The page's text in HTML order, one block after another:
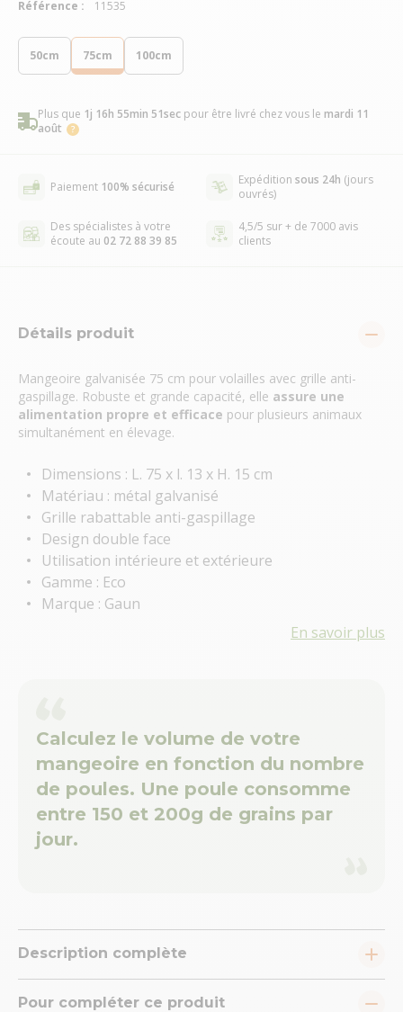
50cm 75cm 100cm
Plus que 1j 16h 55min 50sec pour être livré chez vous le mardi 11
août
Paiement 100% sécurisé Expédition sous 24h (jours
ouvrés)
Des spécialistes à votre
écoute au 02 72 88 39 85
4,5/5 sur + de 7000 avis
clients
Détails produit
Mangeoire galvanisée 75 cm pour volailles avec grille anti-
gaspillage. Robuste et grande capacité, elle assure une
alimentation propre et efficace pour plusieurs animaux
simultanément en élevage.
Dimensions : L. 75 x l. 13 x H. 15 cm
Matériau : métal galvanisé
Grille rabattable anti-gaspillage
Design double face
Utilisation intérieure et extérieure
Gamme : Eco
Marque : Gaun
En savoir plus
Calculez le volume de votre
mangeoire en fonction du nombre
de poules. Une poule consomme
entre 150 et 200g de grains par
jour.
Description complète
Pour compléter ce produit
Référence :
11535